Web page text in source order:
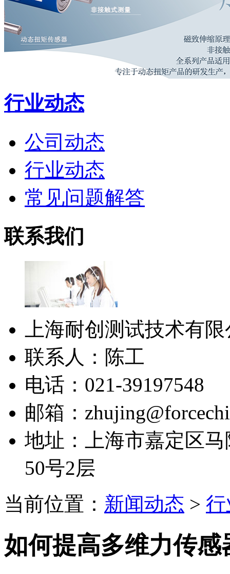
行业动态
公司动态
行业动态
常见问题解答
联系我们
上海耐创测试技术有
联系人：陈工
电话：021-39197548
邮箱：
地址：上海市嘉定区
50号2层
当前位置： 新闻动态 >
如何提高多维力传